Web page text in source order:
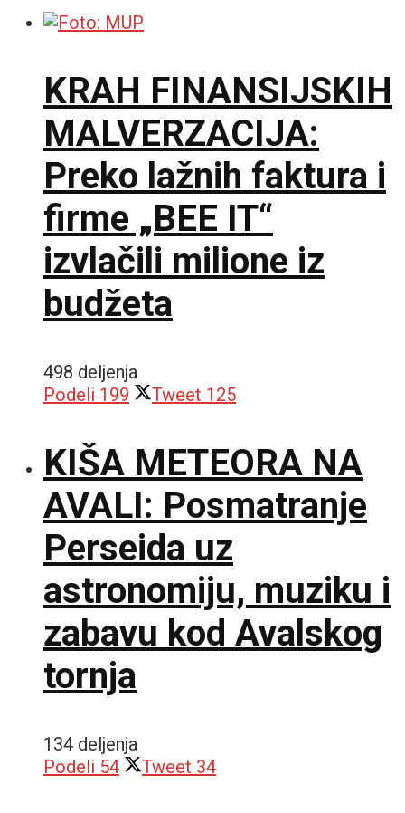
KRAH FINANSIJSKIH
MALVERZACIJA:
Preko lažnih faktura i
firme „BEE IT“
izvlačili milione iz
budžeta
498 deljenja
Podeli 199 Tweet 125
KIŠA METEORA NA
AVALI: Posmatranje
Perseida uz
astronomiju, muziku i
zabavu kod Avalskog
tornja
134 deljenja
Podeli 54 Tweet 34